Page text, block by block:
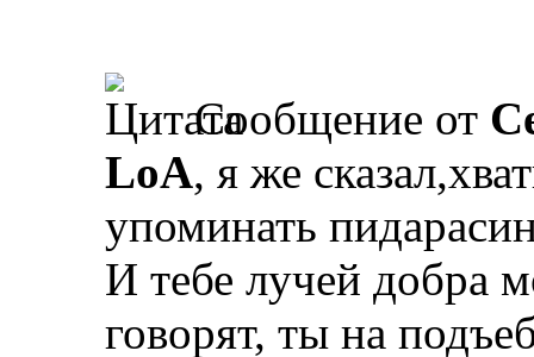
Сообщение от
LoA, я же
упоминать
И тебе лучей добра
говорят, ты на